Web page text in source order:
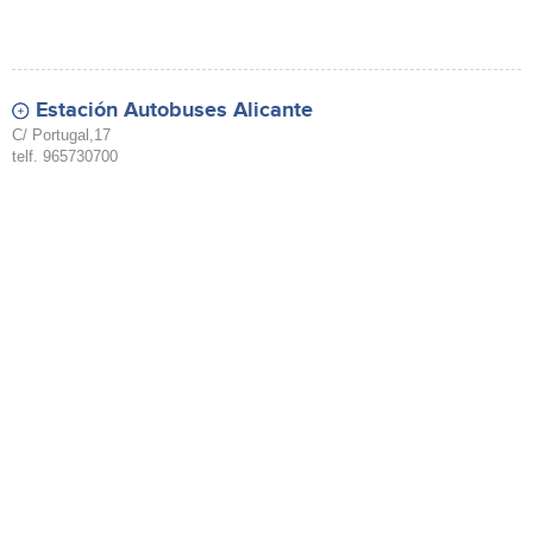
Estación Autobuses Alicante
C/ Portugal,17
telf. 965730700